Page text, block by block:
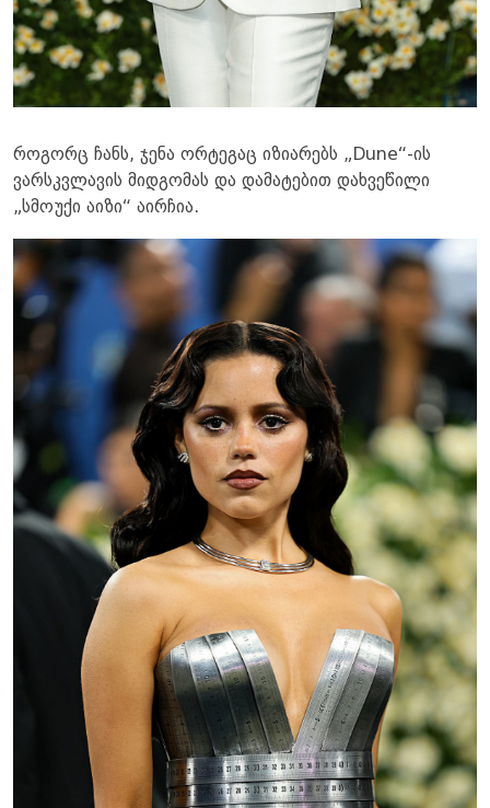
როგორც ჩანს, ჯენა ორტეგაც იზიარებს „Dune“-ის
ვარსკვლავის მიდგომას და დამატებით დახვეწილი
„სმოუქი აიზი“ აირჩია.